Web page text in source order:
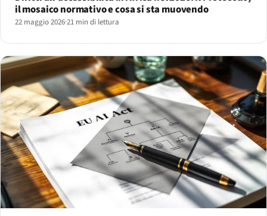
il mosaico normativo e cosa si sta muovendo
22 maggio 2026·21 min di lettura